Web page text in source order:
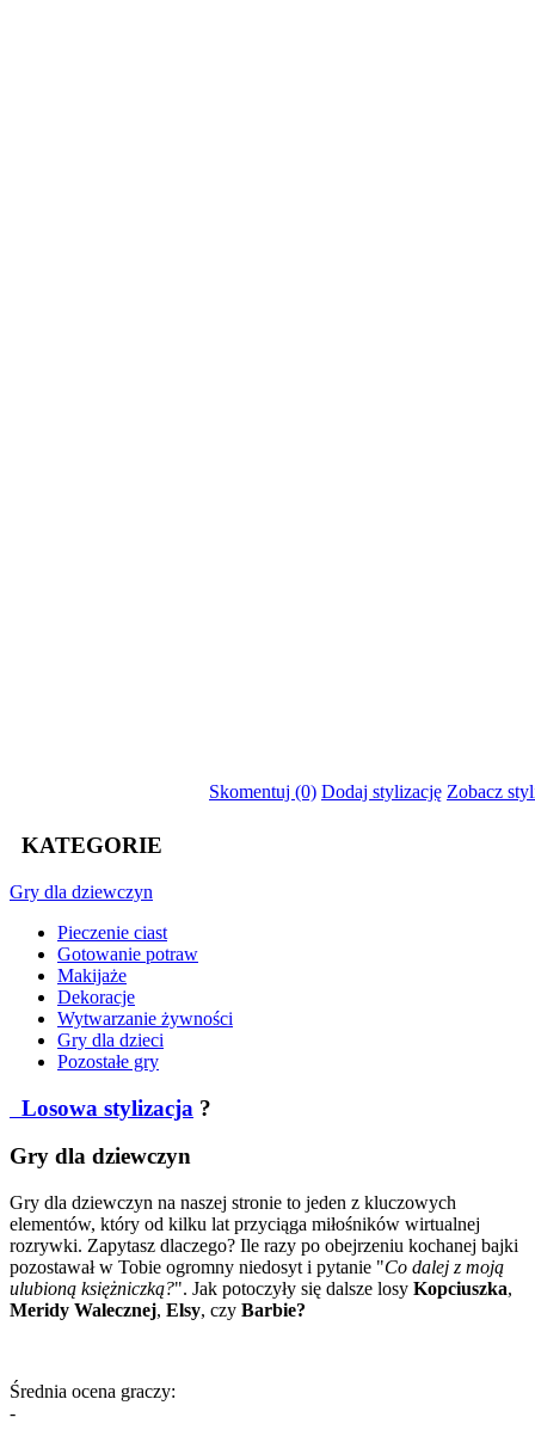
Skomentuj (0) Dodaj stylizację Zobacz
KATEGORIE
Gry dla dziewczyn
Pieczenie ciast
Gotowanie potraw
Makijaże
Dekoracje
Wytwarzanie żywności
Gry dla dzieci
Pozostałe gry
Losowa stylizacja ?
Gry dla dziewczyn
Gry dla dziewczyn na naszej stronie to jeden z kluczowych
elementów, który od kilku lat przyciąga miłośników wirtualnej
rozrywki. Zapytasz dlaczego? Ile razy po obejrzeniu kochanej bajki
pozostawał w Tobie ogromny niedosyt i pytanie "Co dalej z moją
ulubioną księżniczką?". Jak potoczyły się dalsze losy Kopciuszka,
Meridy Walecznej, Elsy, czy Barbie?
Średnia ocena graczy:
-